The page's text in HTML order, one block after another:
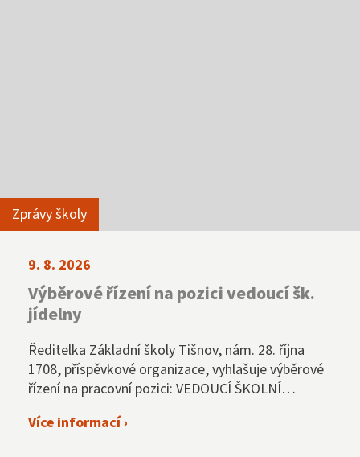
Zprávy školy
9. 8. 2026
Výběrové řízení na pozici vedoucí šk.
jídelny
Ředitelka Základní školy Tišnov, nám. 28. října
1708, příspěvkové organizace, vyhlašuje výběrové
řízení na pracovní pozici: VEDOUCÍ ŠKOLNÍ
Více informací ›